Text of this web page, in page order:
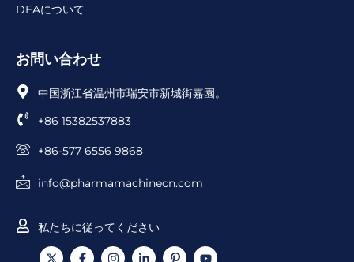
DEAについて
お問い合わせ
中国浙江省温州市瑞安市新城街嘉園。
+86 15382537883
+86-577 6556 9868
info@pharmamachinecn.com
私たちに従ってください
X F イ リ ア ユ